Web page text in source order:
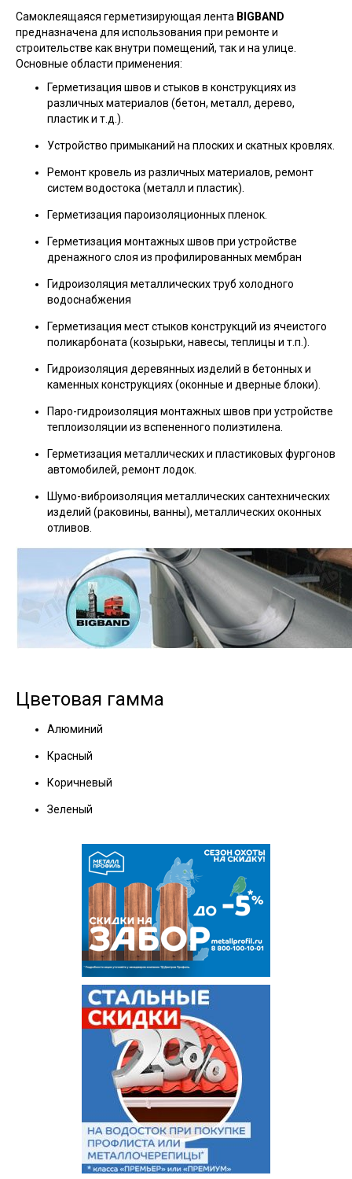
Самоклеящаяся герметизирующая лента BIGBAND
предназначена для использования при ремонте и
строительстве как внутри помещений, так и на улице.
Основные области применения:
Герметизация швов и стыков в конструкциях из
различных материалов (бетон, металл, дерево,
пластик и т.д.).
Устройство примыканий на плоских и скатных кровлях.
Ремонт кровель из различных материалов, ремонт
систем водостока (металл и пластик).
Герметизация пароизоляционных пленок.
Герметизация монтажных швов при устройстве
дренажного слоя из профилированных мембран
Гидроизоляция металлических труб холодного
водоснабжения
Герметизация мест стыков конструкций из ячеистого
поликарбоната (козырьки, навесы, теплицы и т.п.).
Гидроизоляция деревянных изделий в бетонных и
каменных конструкциях (оконные и дверные блоки).
Паро-гидроизоляция монтажных швов при устройстве
теплоизоляции из вспененного полиэтилена.
Герметизация металлических и пластиковых фургонов
автомобилей, ремонт лодок.
Шумо-виброизоляция металлических сантехнических
изделий (раковины, ванны), металлических оконных
отливов.
Цветовая гамма
Алюминий
Красный
Коричневый
Зеленый